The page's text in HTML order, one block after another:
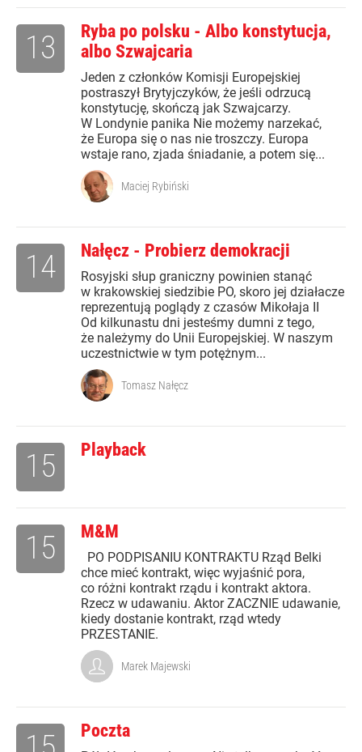
Ryba po polsku - Albo konstytucja,
albo Szwajcaria
Jeden z członków Komisji Europejskiej
postraszył Brytyjczyków, że jeśli odrzucą
konstytucję, skończą jak Szwajcarzy.
W Londynie panika Nie możemy narzekać,
że Europa się o nas nie troszczy. Europa
wstaje rano, zjada śniadanie, a potem się...
13
Maciej Rybiński
Nałęcz - Probierz demokracji
Rosyjski słup graniczny powinien stanąć
w krakowskiej siedzibie PO, skoro jej działacze
reprezentują poglądy z czasów Mikołaja II
Od kilkunastu dni jesteśmy dumni z tego,
że należymy do Unii Europejskiej. W naszym
uczestnictwie w tym potężnym...
14
Tomasz Nałęcz
Playback
15
M&M
PO PODPISANIU KONTRAKTU Rząd Belki
chce mieć kontrakt, więc wyjaśnić pora,
co różni kontrakt rządu i kontrakt aktora.
Rzecz w udawaniu. Aktor ZACZNIE udawanie,
kiedy dostanie kontrakt, rząd wtedy
PRZESTANIE.
15
Marek Majewski
Poczta